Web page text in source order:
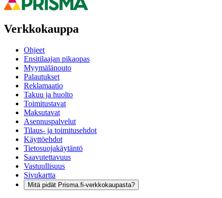
Verkkokauppa
Ohjeet
Ensitilaajan pikaopas
Myymälänouto
Palautukset
Reklamaatio
Takuu ja huolto
Toimitustavat
Maksutavat
Asennuspalvelut
Tilaus- ja toimitusehdot
Käyttöehdot
Tietosuojakäytäntö
Saavutettavuus
Vastuullisuus
Sivukartta
Mitä pidät Prisma.fi-verkkokaupasta?